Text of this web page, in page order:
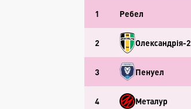
1 Ребел
2 Олександрія-2
3 Пенуел
4 Металур